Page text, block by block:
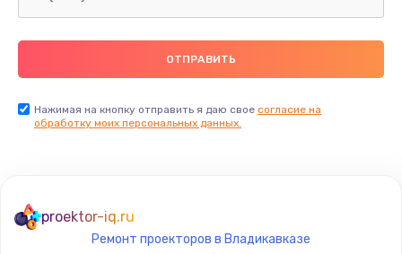
Не видит флешку
400 руб.
Заказать
Нажимая на кнопку отправить я даю свое согласие на
обработку моих персональных данных.
proektor-iq.ru
Ремонт проекторов в Владикавказе